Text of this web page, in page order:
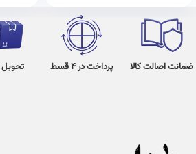
ضمانت اصالت کالا پرداخت در 4 قسط